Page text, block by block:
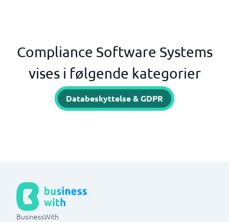
Compliance Software Systems
vises i følgende kategorier
Databeskyttelse & GDPR
BusinessWith